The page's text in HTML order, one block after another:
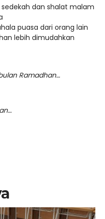
dan shalat malam
puasa dari orang lain
lebih dimudahkan
Ramadhan…